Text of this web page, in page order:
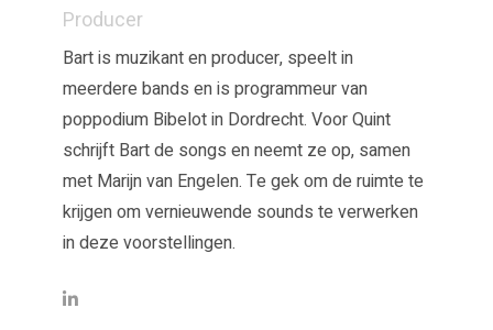
Producer
Bart is muzikant en producer, speelt in
meerdere bands en is programmeur van
poppodium Bibelot in Dordrecht. Voor Quint
schrijft Bart de songs en neemt ze op, samen
met Marijn van Engelen. Te gek om de ruimte te
krijgen om vernieuwende sounds te verwerken
in deze voorstellingen.